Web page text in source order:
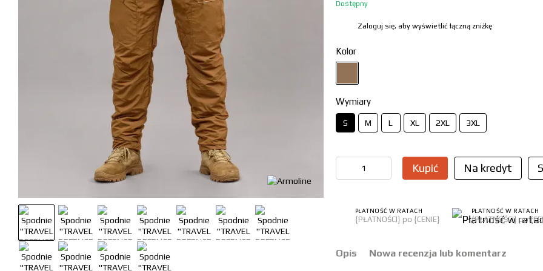
Dostępny
Zaloguj się, aby wyświetlić łączną zniżkę
Kolor
Wymiary
S M L XL 2XL 3XL
Kupić Na kredyt
PŁATNOŚĆ W RATACH
{PŁATNOŚCI} po {CENIE}
PŁATNOŚĆ W RATACH
{PŁATNOŚCI} po
Opis Nowa recenzja lub komentarz